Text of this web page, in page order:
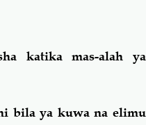
katika mas-alah ya
bila ya kuwa na elimu